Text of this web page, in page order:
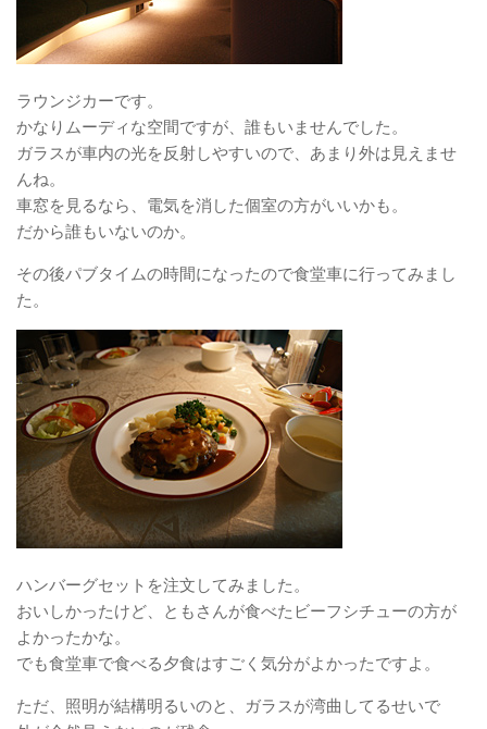
ラウンジカーです。
かなりムーディな空間ですが、誰もいませんでした。
ガラスが車内の光を反射しやすいので、あまり外は見えませ
んね。
車窓を見るなら、電気を消した個室の方がいいかも。
だから誰もいないのか。
その後パブタイムの時間になったので食堂車に行ってみまし
た。
ハンバーグセットを注文してみました。
おいしかったけど、ともさんが食べたビーフシチューの方が
よかったかな。
でも食堂車で食べる夕食はすごく気分がよかったですよ。
ただ、照明が結構明るいのと、ガラスが湾曲してるせいで